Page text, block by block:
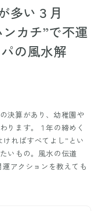
多い３月
カチ”で不運
の風水解
決算があり、幼稚園や
ります。１年の締めく
ればすべてよし”とい
いもの。風水の伝道
アクションを教えても